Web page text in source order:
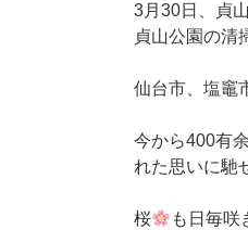
3月30日、貞
貞山公園の清
仙台市、塩竈
今から400有
れた思いに馳
桜 も日毎咲